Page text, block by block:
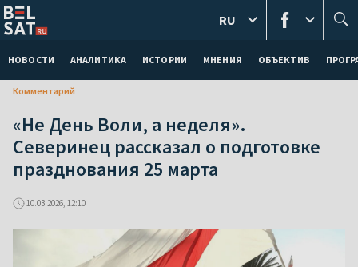
НОВОСТИ АНАЛИТИКА ИСТОРИИ МНЕНИЯ ОБЪЕКТИВ
RU
Комментарий
«Не День Воли, а неделя».
Северинец рассказал о подготовке
празднования 25 марта
10.03.2026, 12:10